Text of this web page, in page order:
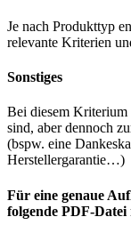
Je nach Produkttyp
relevante Kriterien
Sonstiges
Bei diesem Kriterium
sind, aber dennoch
(bspw. eine
Herstellergarantie…)
Für eine genaue
folgende PDF-